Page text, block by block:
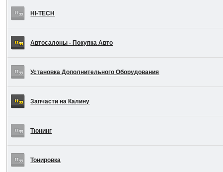
HI-TECH
Автосалоны - Покупка Авто
Установка Дополнительного Оборудования
Запчасти на Калину
Тюнинг
Тонировка